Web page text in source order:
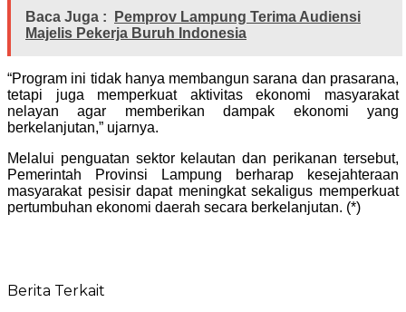
Baca Juga :
Pemprov Lampung Terima Audiensi
Majelis Pekerja Buruh Indonesia
“Program ini tidak hanya membangun sarana dan prasarana,
tetapi juga memperkuat aktivitas ekonomi masyarakat
nelayan agar memberikan dampak ekonomi yang
berkelanjutan,” ujarnya.
Melalui penguatan sektor kelautan dan perikanan tersebut,
Pemerintah Provinsi Lampung berharap kesejahteraan
masyarakat pesisir dapat meningkat sekaligus memperkuat
pertumbuhan ekonomi daerah secara berkelanjutan. (*)
Berita Terkait